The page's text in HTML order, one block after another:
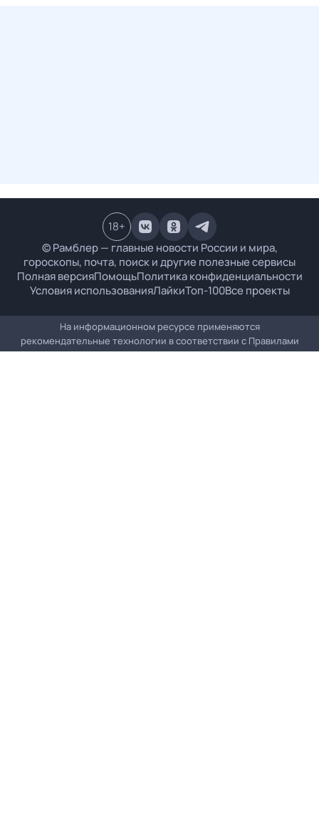
© Рамблер — главные новости России и мира,
гороскопы, почта, поиск и другие полезные сервисы
Полная версияПомощьПолитика конфиденциальности
Условия использованияЛайкиТоп-100Все проекты
18+
На информационном ресурсе применяются
рекомендательные технологии в соответствии с Правилами